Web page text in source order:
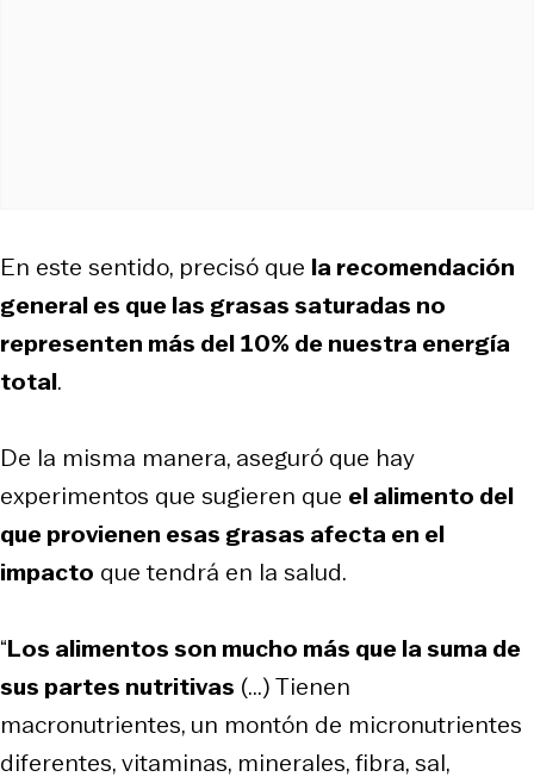
En este sentido, precisó que la recomendación
general es que las grasas saturadas no
representen más del 10% de nuestra energía
total.
De la misma manera, aseguró que hay
experimentos que sugieren que el alimento del
que provienen esas grasas afecta en el
impacto que tendrá en la salud.
“Los alimentos son mucho más que la suma de
sus partes nutritivas (...) Tienen
macronutrientes, un montón de micronutrientes
diferentes, vitaminas, minerales, fibra, sal,